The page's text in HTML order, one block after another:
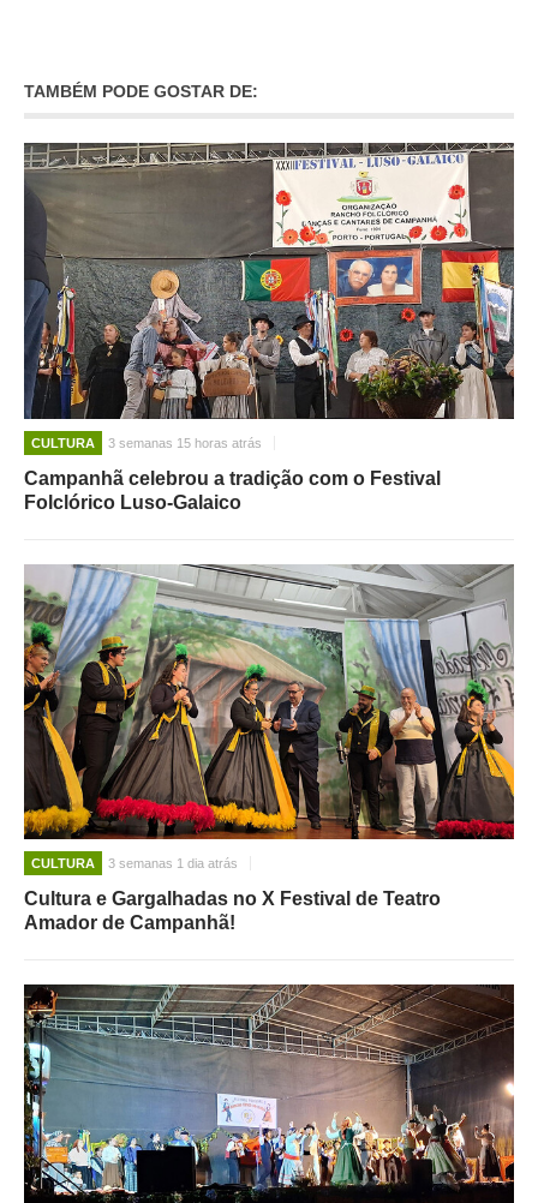
TAMBÉM PODE GOSTAR DE:
CULTURA 3 semanas 15 horas atrás
Campanhã celebrou a tradição com o Festival
Folclórico Luso-Galaico
CULTURA 3 semanas 1 dia atrás
Cultura e Gargalhadas no X Festival de Teatro
Amador de Campanhã!